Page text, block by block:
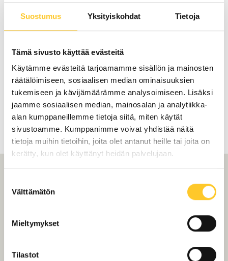
Suostumus Yksityiskohdat Tietoja
Tämä sivusto käyttää evästeitä
Käytämme evästeitä tarjoamamme sisällön ja mainosten
räätälöimiseen, sosiaalisen median ominaisuuksien
tukemiseen ja kävijämäärämme analysoimiseen. Lisäksi
jaamme sosiaalisen median, mainosalan ja analytiikka-
alan kumppaneillemme tietoja siitä, miten käytät
sivustoamme. Kumppanimme voivat yhdistää näitä
tietoja muihin tietoihin, joita olet antanut heille tai joita on
kerätty, kun olet käyttänyt heidän palvelujaan.
valinta
Välttämätön
Mieltymykset
Tilastot
3. Lopputoimet:
Lopputarkastus
Kohteen luovutus asiakkaalle
mukaan lukien
Pyydä tarjous maalauksesta
Tiilikaton maalaus
Vanhassakaupungissa?